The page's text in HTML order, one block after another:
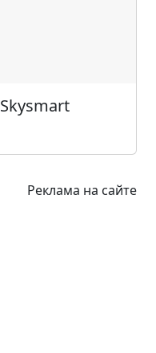
Skysmart
Реклама на сайте